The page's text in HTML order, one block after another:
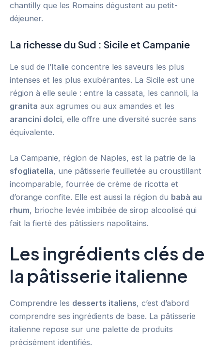
chantilly que les Romains dégustent au petit-
déjeuner.
La richesse du Sud : Sicile et Campanie
Le sud de l’Italie concentre les saveurs les plus
intenses et les plus exubérantes. La Sicile est une
région à elle seule : entre la cassata, les cannoli, la
granita aux agrumes ou aux amandes et les
arancini dolci, elle offre une diversité sucrée sans
équivalente.
La Campanie, région de Naples, est la patrie de la
sfogliatella, une pâtisserie feuilletée au croustillant
incomparable, fourrée de crème de ricotta et
d’orange confite. Elle est aussi la région du babà au
rhum, brioche levée imbibée de sirop alcoolisé qui
fait la fierté des pâtissiers napolitains.
Les ingrédients clés de
la pâtisserie italienne
Comprendre les desserts italiens, c’est d’abord
comprendre ses ingrédients de base. La pâtisserie
italienne repose sur une palette de produits
précisément identifiés.